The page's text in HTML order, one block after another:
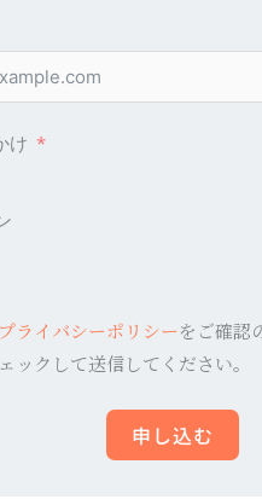
け
プライバシーポリシーをご確認
ックして送信してください。
申し込む